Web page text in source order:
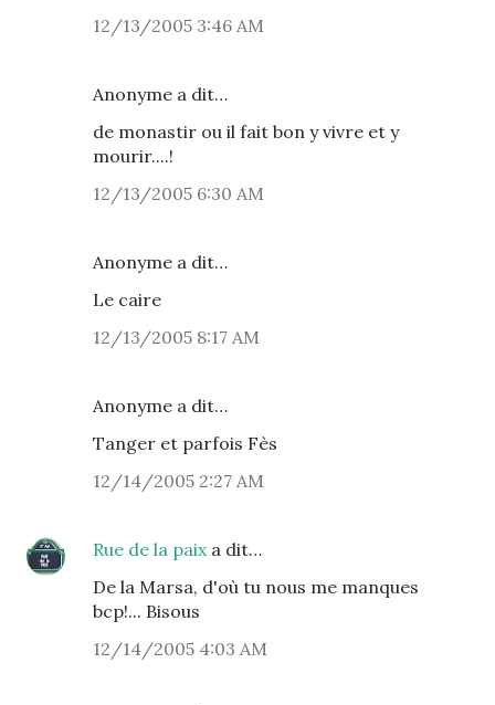
12/13/2005 3:46 AM
Anonyme a dit…
de monastir ou il fait bon y vivre et y
mourir....!
12/13/2005 6:30 AM
Anonyme a dit…
Le caire
12/13/2005 8:17 AM
Anonyme a dit…
Tanger et parfois Fès
12/14/2005 2:27 AM
Rue de la paixa dit…
De la Marsa, d'où tu nous me manques
bcp!... Bisous
12/14/2005 4:03 AM